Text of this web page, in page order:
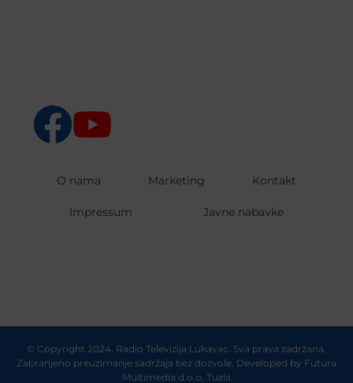
O nama Marketing Kontakt
Impressum Javne nabavke
© Copyright 2024. Radio Televizija Lukavac. Sva prava zadržana.
Zabranjeno preuzimanje sadržaja bez dozvole. Developed by Futura
Multimedia d.o.o. Tuzla